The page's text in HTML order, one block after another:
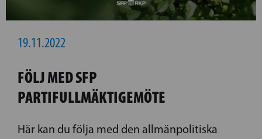
19.11.2022
FÖLJ MED SFP
PARTIFULLMÄKTIGEMÖTE
Här kan du följa med den allmänpolitiska